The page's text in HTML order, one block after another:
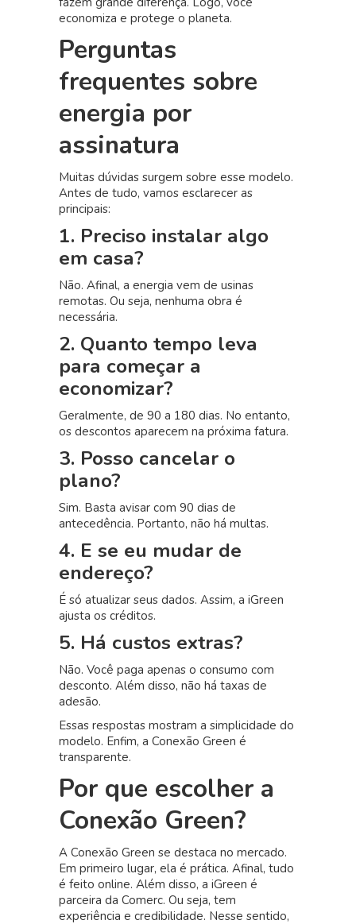
economiza e protege o planeta.
Perguntas
frequentes sobre
energia por
assinatura
Muitas dúvidas surgem sobre esse modelo.
Antes de tudo, vamos esclarecer as
principais:
1. Preciso instalar algo
em casa?
Não. Afinal, a energia vem de usinas
remotas. Ou seja, nenhuma obra é
necessária.
2. Quanto tempo leva
para começar a
economizar?
Geralmente, de 90 a 180 dias. No entanto,
os descontos aparecem na próxima fatura.
3. Posso cancelar o
plano?
Sim. Basta avisar com 90 dias de
antecedência. Portanto, não há multas.
4. E se eu mudar de
endereço?
É só atualizar seus dados. Assim, a iGreen
ajusta os créditos.
5. Há custos extras?
Não. Você paga apenas o consumo com
desconto. Além disso, não há taxas de
adesão.
Essas respostas mostram a simplicidade do
modelo. Enfim, a Conexão Green é
transparente.
Por que escolher a
Conexão Green?
A Conexão Green se destaca no mercado.
Em primeiro lugar, ela é prática. Afinal, tudo
é feito online. Além disso, a iGreen é
parceira da Comerc. Ou seja, tem
experiência e credibilidade. Nesse sentido,